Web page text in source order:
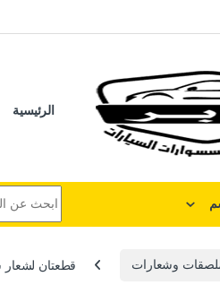
الرئيسية
وشعارات قطعتان لشعار